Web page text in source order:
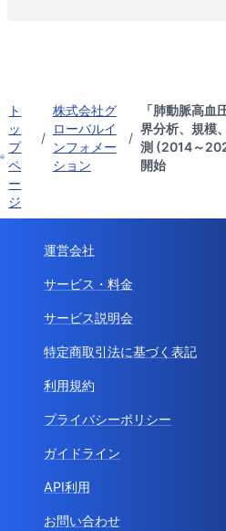
ト
ッ
プ
ペ
ー
ジ
/
株式会社グ
ローバルイ
ンフォメー
ション
/
「肺動脈高
界分析、規模
測 (2014～
開始
運営会社
サービス・料金
サービス説明会
特定商取引法に基づく表記
利用規約
プライバシーポリシー
ガイドライン
API利用
お問い合わせ